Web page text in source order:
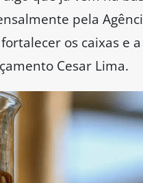
pela
os caixas e
Cesar Lima.